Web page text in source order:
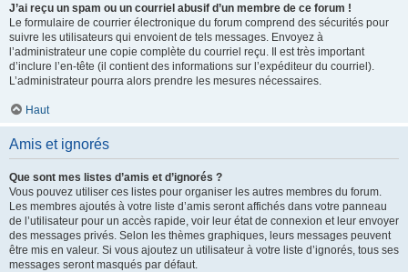
J’ai reçu un spam ou un courriel abusif d’un membre de ce forum !
Le formulaire de courrier électronique du forum comprend des sécurités pour
suivre les utilisateurs qui envoient de tels messages. Envoyez à
l’administrateur une copie complète du courriel reçu. Il est très important
d’inclure l’en-tête (il contient des informations sur l’expéditeur du courriel).
L’administrateur pourra alors prendre les mesures nécessaires.
Haut
Amis et ignorés
Que sont mes listes d’amis et d’ignorés ?
Vous pouvez utiliser ces listes pour organiser les autres membres du forum.
Les membres ajoutés à votre liste d’amis seront affichés dans votre panneau
de l’utilisateur pour un accès rapide, voir leur état de connexion et leur envoyer
des messages privés. Selon les thèmes graphiques, leurs messages peuvent
être mis en valeur. Si vous ajoutez un utilisateur à votre liste d’ignorés, tous ses
messages seront masqués par défaut.